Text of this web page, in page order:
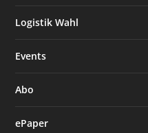
Logistik Wahl
Events
Abo
ePaper